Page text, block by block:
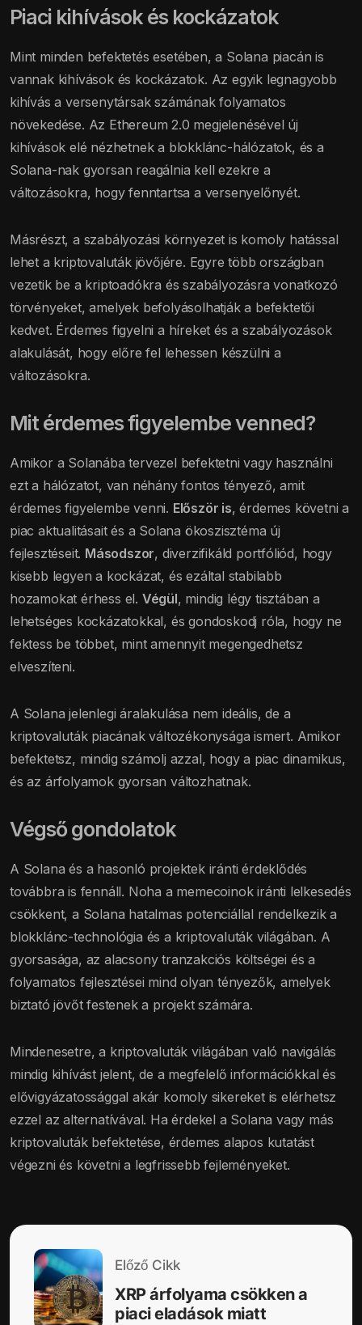
Piaci kihívások és kockázatok
Mint minden befektetés esetében, a Solana piacán is
vannak kihívások és kockázatok. Az egyik legnagyobb
kihívás a versenytársak számának folyamatos
növekedése. Az Ethereum 2.0 megjelenésével új
kihívások elé nézhetnek a blokklánc-hálózatok, és a
Solana-nak gyorsan reagálnia kell ezekre a
változásokra, hogy fenntartsa a versenyelőnyét.
Másrészt, a szabályozási környezet is komoly hatással
lehet a kriptovaluták jövőjére. Egyre több országban
vezetik be a kriptoadókra és szabályozásra vonatkozó
törvényeket, amelyek befolyásolhatják a befektetői
kedvet. Érdemes figyelni a híreket és a szabályozások
alakulását, hogy előre fel lehessen készülni a
változásokra.
Mit érdemes figyelembe venned?
Amikor a Solanába tervezel befektetni vagy használni
ezt a hálózatot, van néhány fontos tényező, amit
érdemes figyelembe venni. Először is, érdemes követni a
piac aktualitásait és a Solana ökoszisztéma új
fejlesztéseit. Másodszor, diverzifikáld portfóliód, hogy
kisebb legyen a kockázat, és ezáltal stabilabb
hozamokat érhess el. Végül, mindig légy tisztában a
lehetséges kockázatokkal, és gondoskodj róla, hogy ne
fektess be többet, mint amennyit megengedhetsz
elveszíteni.
A Solana jelenlegi áralakulása nem ideális, de a
kriptovaluták piacának változékonysága ismert. Amikor
befektetsz, mindig számolj azzal, hogy a piac dinamikus,
és az árfolyamok gyorsan változhatnak.
Végső gondolatok
A Solana és a hasonló projektek iránti érdeklődés
továbbra is fennáll. Noha a memecoinok iránti lelkesedés
csökkent, a Solana hatalmas potenciállal rendelkezik a
blokklánc-technológia és a kriptovaluták világában. A
gyorsasága, az alacsony tranzakciós költségei és a
folyamatos fejlesztései mind olyan tényezők, amelyek
biztató jövőt festenek a projekt számára.
Mindenesetre, a kriptovaluták világában való navigálás
mindig kihívást jelent, de a megfelelő információkkal és
elővigyázatossággal akár komoly sikereket is elérhetsz
ezzel az alternatívával. Ha érdekel a Solana vagy más
kriptovaluták befektetése, érdemes alapos kutatást
végezni és követni a legfrissebb fejleményeket.
Előző Cikk
XRP árfolyama csökken a
piaci eladások miatt